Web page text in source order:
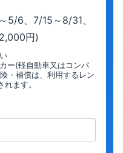
5/6、7/15～8/31、
円)
ー(軽自動車又はコンパ
・補償は、利用するレン
ます。